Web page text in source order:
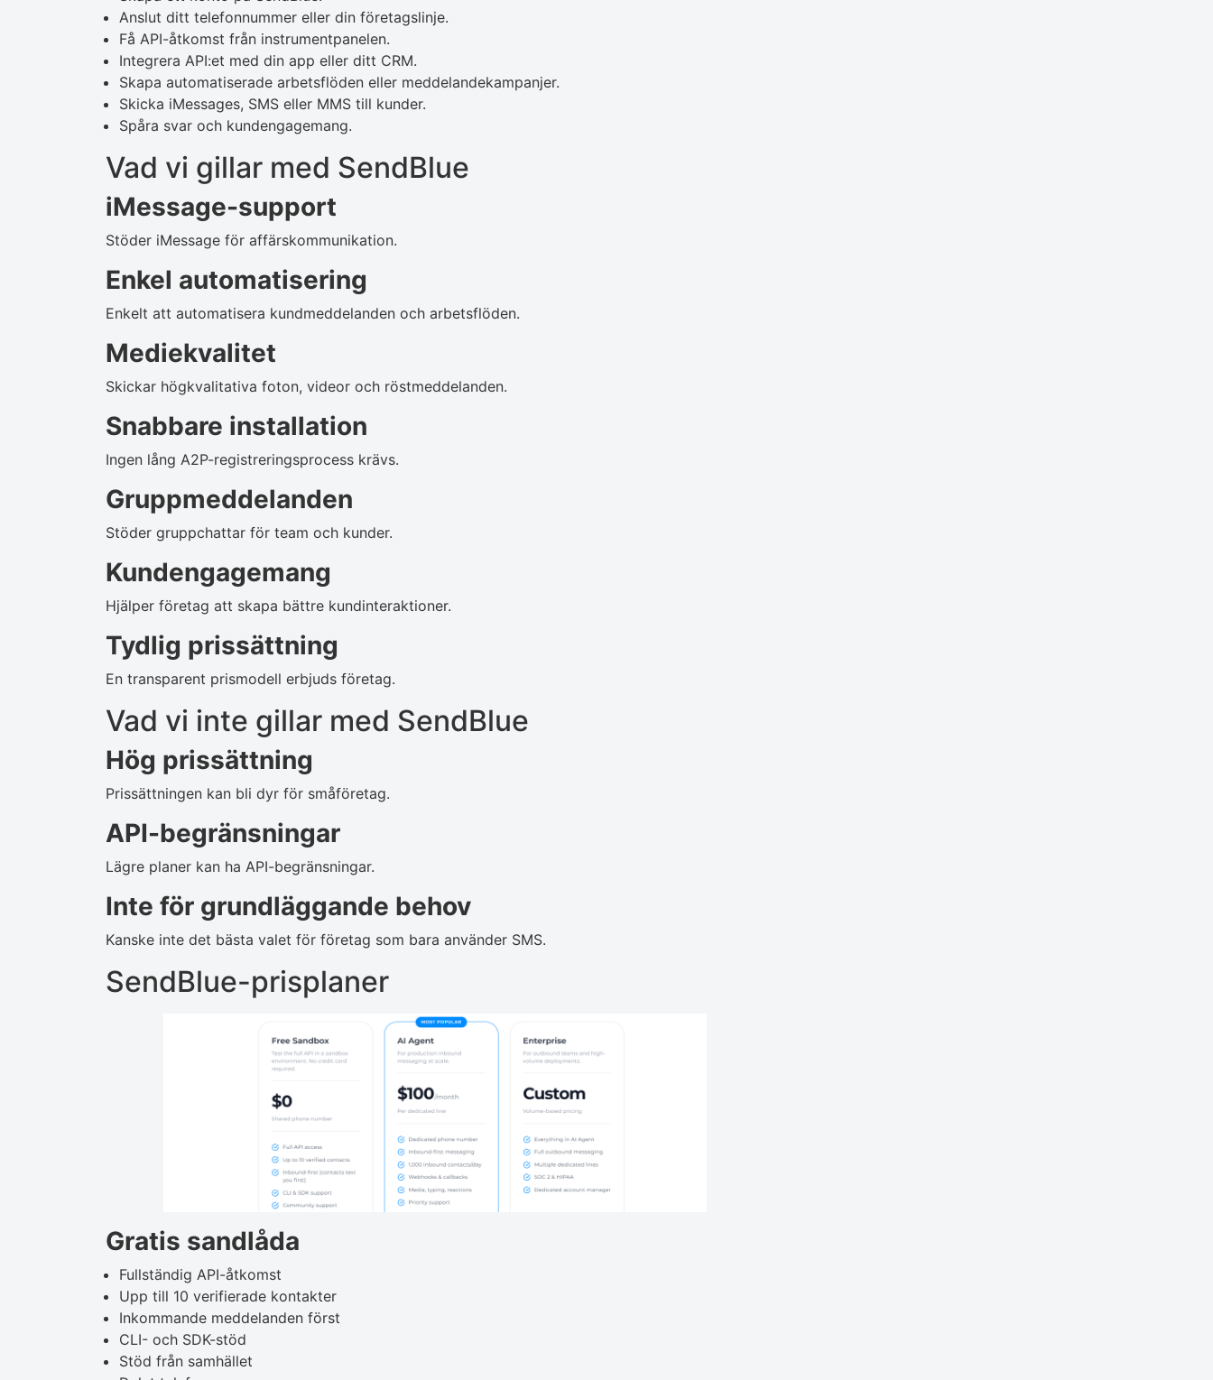
Anslut ditt telefonnummer eller din företagslinje.
Få API-åtkomst från instrumentpanelen.
Integrera API:et med din app eller ditt CRM.
Skapa automatiserade arbetsflöden eller meddelandekampanjer.
Skicka iMessages, SMS eller MMS till kunder.
Spåra svar och kundengagemang.
Vad vi gillar med SendBlue
iMessage-support
Stöder iMessage för affärskommunikation.
Enkel automatisering
Enkelt att automatisera kundmeddelanden och arbetsflöden.
Mediekvalitet
Skickar högkvalitativa foton, videor och röstmeddelanden.
Snabbare installation
Ingen lång A2P-registreringsprocess krävs.
Gruppmeddelanden
Stöder gruppchattar för team och kunder.
Kundengagemang
Hjälper företag att skapa bättre kundinteraktioner.
Tydlig prissättning
En transparent prismodell erbjuds företag.
Vad vi inte gillar med SendBlue
Hög prissättning
Prissättningen kan bli dyr för småföretag.
API-begränsningar
Lägre planer kan ha API-begränsningar.
Inte för grundläggande behov
Kanske inte det bästa valet för företag som bara använder SMS.
SendBlue-prisplaner
Gratis sandlåda
Fullständig API-åtkomst
Upp till 10 verifierade kontakter
Inkommande meddelanden först
CLI- och SDK-stöd
Stöd från samhället